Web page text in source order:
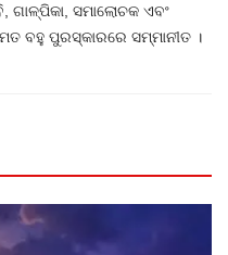
ସମାଲୋଚକ ଏବଂ
ବହୁ ପୁରସ୍କାରରେ ସମ୍ମାନୀତ ।